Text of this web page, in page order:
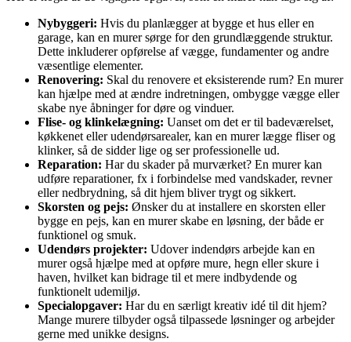
Nybyggeri: Hvis du planlægger at bygge et hus eller en
garage, kan en murer sørge for den grundlæggende struktur.
Dette inkluderer opførelse af vægge, fundamenter og andre
væsentlige elementer.
Renovering: Skal du renovere et eksisterende rum? En murer
kan hjælpe med at ændre indretningen, ombygge vægge eller
skabe nye åbninger for døre og vinduer.
Flise- og klinkelægning: Uanset om det er til badeværelset,
køkkenet eller udendørsarealer, kan en murer lægge fliser og
klinker, så de sidder lige og ser professionelle ud.
Reparation: Har du skader på murværket? En murer kan
udføre reparationer, fx i forbindelse med vandskader, revner
eller nedbrydning, så dit hjem bliver trygt og sikkert.
Skorsten og pejs: Ønsker du at installere en skorsten eller
bygge en pejs, kan en murer skabe en løsning, der både er
funktionel og smuk.
Udendørs projekter: Udover indendørs arbejde kan en
murer også hjælpe med at opføre mure, hegn eller skure i
haven, hvilket kan bidrage til et mere indbydende og
funktionelt udemiljø.
Specialopgaver: Har du en særligt kreativ idé til dit hjem?
Mange murere tilbyder også tilpassede løsninger og arbejder
gerne med unikke designs.